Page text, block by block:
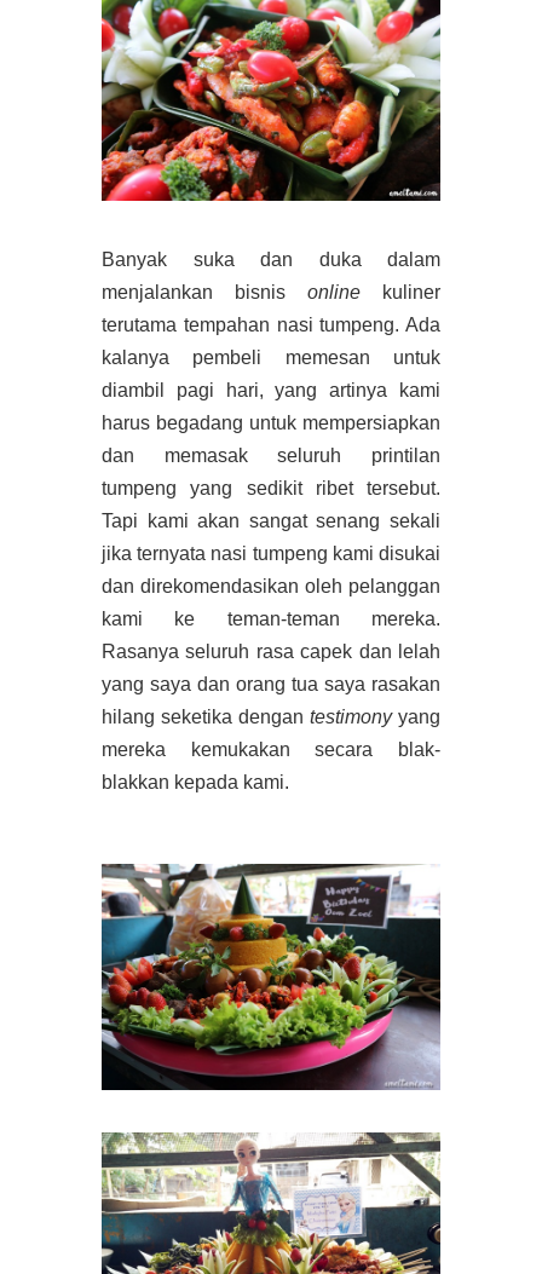
Banyak suka dan duka dalam
menjalankan bisnis online kuliner
terutama tempahan nasi tumpeng. Ada
kalanya pembeli memesan untuk
diambil pagi hari, yang artinya kami
harus begadang untuk mempersiapkan
dan memasak seluruh printilan
tumpeng yang sedikit ribet tersebut.
Tapi kami akan sangat senang sekali
jika ternyata nasi tumpeng kami disukai
dan direkomendasikan oleh pelanggan
kami ke teman-teman mereka.
Rasanya seluruh rasa capek dan lelah
yang saya dan orang tua saya rasakan
hilang seketika dengan testimonyyang
mereka kemukakan secara blak-
blakkan kepada kami.